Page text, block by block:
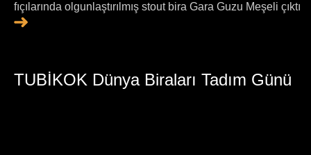
fıçılarında olgunlaştırılmış stout bira Gara Guzu Meşeli çıktı
TUBİKOK Dünya Biraları Tadım Günü